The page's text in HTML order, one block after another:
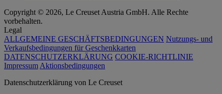
Copyright © 2026, Le Creuset Austria GmbH. Alle Rechte
vorbehalten.
Legal
ALLGEMEINE GESCHÄFTSBEDINGUNGEN Nutzungs- und
Verkaufsbedingungen für Geschenkkarten
DATENSCHUTZERKLÄRUNG COOKIE-RICHTLINIE
Impressum Aktionsbedingungen
Datenschutz­erklärung von Le Creuset